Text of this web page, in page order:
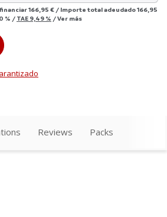
166,95 € / Importe total adeudado166,95
% / TAE 9,49 % /Ver más
Reviews Packs